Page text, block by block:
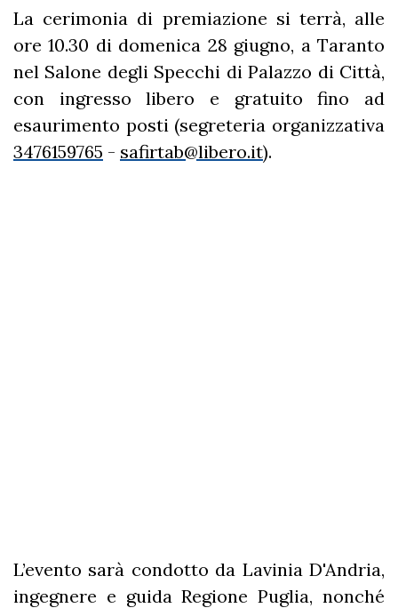
La cerimonia di premiazione si terrà, alle
ore 10.30 di domenica 28 giugno, a Taranto
nel Salone degli Specchi di Palazzo di Città,
con ingresso libero e gratuito fino ad
esaurimento posti (segreteria organizzativa
3476159765 - safirtab@libero.it).
L’evento sarà condotto da Lavinia D'Andria,
ingegnere e guida Regione Puglia, nonché